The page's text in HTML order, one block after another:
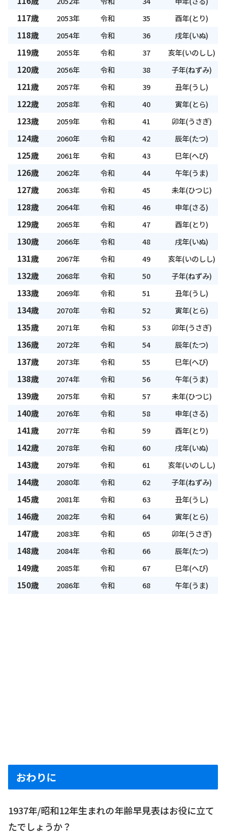
117歳 2053年 令和 35 酉年(とり)
118歳 2054年 令和 36 戌年(いぬ)
119歳 2055年 令和 37 亥年(いのしし)
120歳 2056年 令和 38 子年(ねずみ)
121歳 2057年 令和 39 丑年(うし)
122歳 2058年 令和 40 寅年(とら)
123歳 2059年 令和 41 卯年(うさぎ)
124歳 2060年 令和 42 辰年(たつ)
125歳 2061年 令和 43 巳年(へび)
126歳 2062年 令和 44 午年(うま)
127歳 2063年 令和 45 未年(ひつじ)
128歳 2064年 令和 46 申年(さる)
129歳 2065年 令和 47 酉年(とり)
130歳 2066年 令和 48 戌年(いぬ)
131歳 2067年 令和 49 亥年(いのしし)
132歳 2068年 令和 50 子年(ねずみ)
133歳 2069年 令和 51 丑年(うし)
134歳 2070年 令和 52 寅年(とら)
135歳 2071年 令和 53 卯年(うさぎ)
136歳 2072年 令和 54 辰年(たつ)
137歳 2073年 令和 55 巳年(へび)
138歳 2074年 令和 56 午年(うま)
139歳 2075年 令和 57 未年(ひつじ)
140歳 2076年 令和 58 申年(さる)
141歳 2077年 令和 59 酉年(とり)
142歳 2078年 令和 60 戌年(いぬ)
143歳 2079年 令和 61 亥年(いのしし)
144歳 2080年 令和 62 子年(ねずみ)
145歳 2081年 令和 63 丑年(うし)
146歳 2082年 令和 64 寅年(とら)
147歳 2083年 令和 65 卯年(うさぎ)
148歳 2084年 令和 66 辰年(たつ)
149歳 2085年 令和 67 巳年(へび)
150歳 2086年 令和 68 午年(うま)
おわりに
1937年/昭和12年生まれの年齢早見表はお役に立て
たでしょうか？